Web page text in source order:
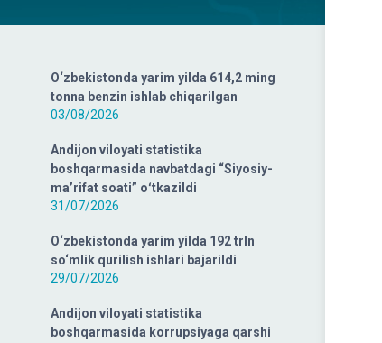
O‘zbekistonda yarim yilda 614,2 ming
tonna benzin ishlab chiqarilgan
03/08/2026
Andijon viloyati statistika
boshqarmasida navbatdagi “Siyosiy-
ma’rifat soati” oʻtkazildi
31/07/2026
O‘zbekistonda yarim yilda 192 trln
so‘mlik qurilish ishlari bajarildi
29/07/2026
Andijon viloyati statistika
boshqarmasida korrupsiyaga qarshi